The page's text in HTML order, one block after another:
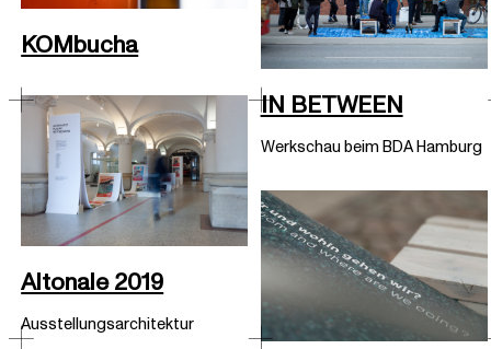
KOMbucha
IN BETWEEN
Werkschau beim BDA Hamburg
Altonale 2019
Ausstellungsarchitektur